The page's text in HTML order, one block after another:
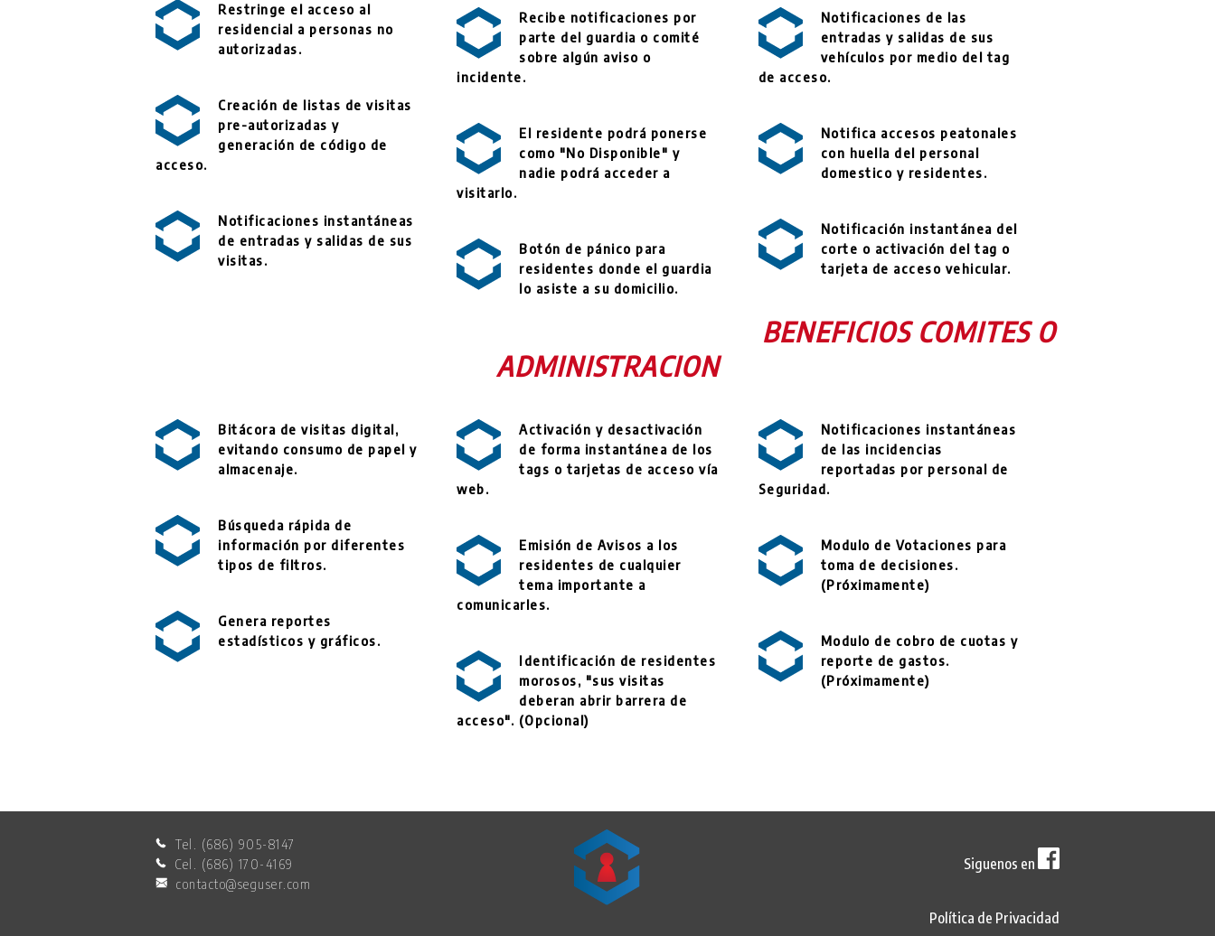
Restringe el acceso al
residencial a personas no
autorizadas.
Creación de listas de visitas
pre-autorizadas y
generación de código de
acceso.
Notificaciones instantáneas
de entradas y salidas de sus
visitas.
Recibe notificaciones por
parte del guardia o comité
sobre algún aviso o
incidente.
El residente podrá ponerse
como "No Disponible" y
nadie podrá acceder a
visitarlo.
Botón de pánico para
residentes donde el guardia
lo asiste a su domicilio.
Notificaciones de las
entradas y salidas de sus
vehículos por medio del tag
de acceso.
Notifica accesos peatonales
con huella del personal
domestico y residentes.
Notificación instantánea del
corte o activación del tag o
tarjeta de acceso vehicular.
BENEFICIOS COMITES O
ADMINISTRACION
Bitácora de visitas digital,
evitando consumo de papel y
almacenaje.
Búsqueda rápida de
información por diferentes
tipos de filtros.
Genera reportes
estadísticos y gráficos.
Activación y desactivación
de forma instantánea de los
tags o tarjetas de acceso vía
web.
Emisión de Avisos a los
residentes de cualquier
tema importante a
comunicarles.
Identificación de residentes
morosos, "sus visitas
deberan abrir barrera de
acceso". (Opcional)
Notificaciones instantáneas
de las incidencias
reportadas por personal de
Seguridad.
Modulo de Votaciones para
toma de decisiones.
(Próximamente)
Modulo de cobro de cuotas y
reporte de gastos.
(Próximamente)
Tel. (686) 905-8147
Cel. (686) 170-4169
contacto@seguser.com
Siguenos en
Política de Privacidad